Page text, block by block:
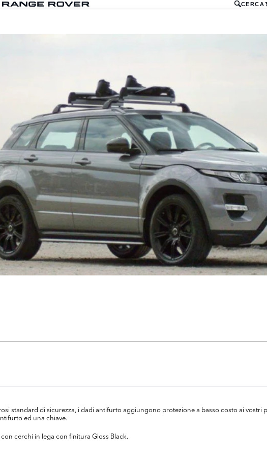
CERCA
standard di sicurezza, i dadi antifurto aggiungono protezione a basso costo ai vostri
ed una chiave.
cerchi in lega con finitura Gloss Black.